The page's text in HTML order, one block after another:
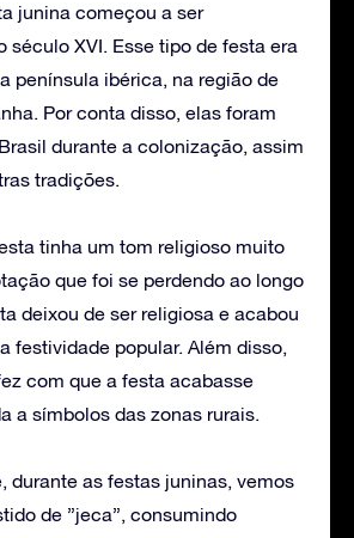
junina começou a ser
século XVI. Esse tipo de festa era
península ibérica, na região de
Por conta disso, elas foram
durante a colonização, assim
tradições.
tinha um tom religioso muito
que foi se perdendo ao longo
deixou de ser religiosa e acabou
festividade popular. Além disso,
com que a festa acabasse
a símbolos das zonas rurais.
durante as festas juninas, vemos
de ”jeca”, consumindo